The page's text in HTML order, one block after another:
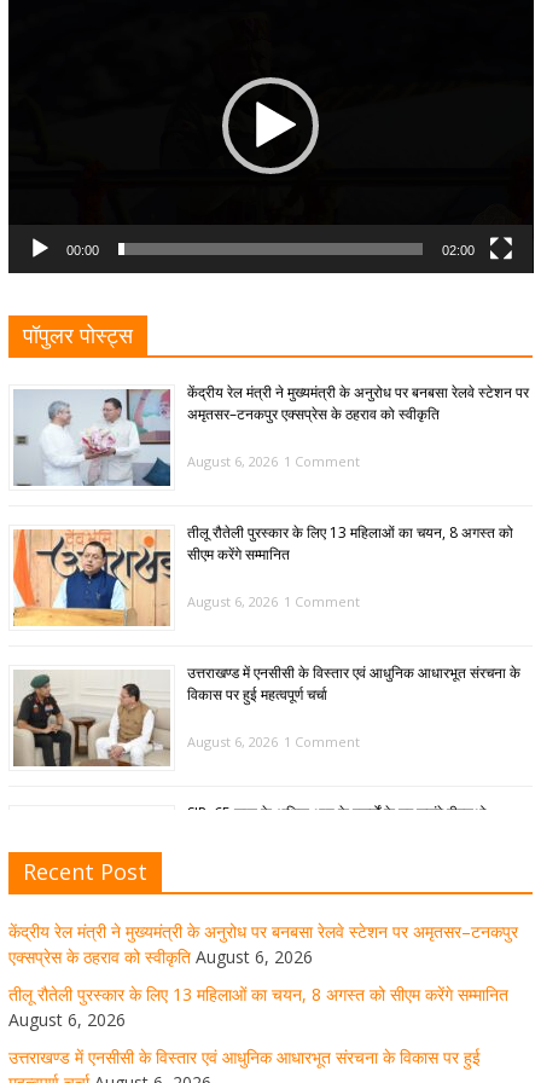
00:00 02:00
पॉपुलर पोस्ट्स
केंद्रीय रेल मंत्री ने मुख्यमंत्री के अनुरोध पर बनबसा रेलवे स्टेशन पर
अमृतसर–टनकपुर एक्सप्रेस के ठहराव को स्वीकृति
August 6, 2026 1 Comment
तीलू रौतेली पुरस्कार के लिए 13 महिलाओं का चयन, 8 अगस्त को
सीएम करेंगे सम्मानित
August 6, 2026 1 Comment
उत्तराखण्ड में एनसीसी के विस्तार एवं आधुनिक आधारभूत संरचना के
विकास पर हुई महत्वपूर्ण चर्चा
August 6, 2026 1 Comment
SIR: 65 साल के अधिक आयु के बुजुर्गों के घर जाएंगे बीएलओ
मुख्यमंत्री पुष्कर सिंह धामी ने हरकी पैड़ी से लेकर कांवड़ यात्रा मार्ग
पर हेलीकॉप्टर से शिवभक्तों पर पुष्पवर्षा कर उनका स्वागत किया गया
Recent Post
केंद्रीय रेल मंत्री ने मुख्यमंत्री के अनुरोध पर बनबसा रेलवे स्टेशन पर अमृतसर–टनकपुर
एक्सप्रेस के ठहराव को स्वीकृति August 6, 2026
तीलू रौतेली पुरस्कार के लिए 13 महिलाओं का चयन, 8 अगस्त को सीएम करेंगे सम्मानित
August 6, 2026
उत्तराखण्ड में एनसीसी के विस्तार एवं आधुनिक आधारभूत संरचना के विकास पर हुई